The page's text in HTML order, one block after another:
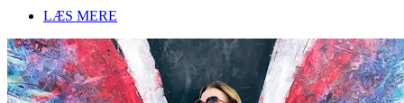
LÆS MERE